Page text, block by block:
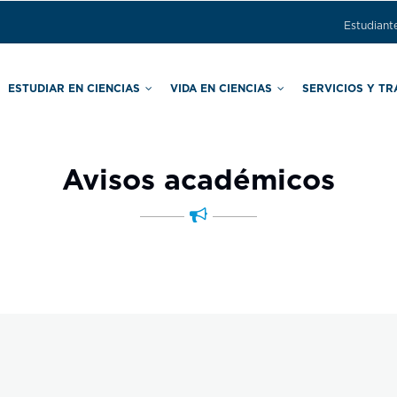
ESTUDIAR EN CIENCIAS VIDA EN CIENCIAS SERVICIOS Y
Avisos académicos